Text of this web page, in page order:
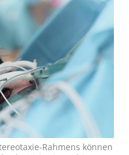
Rahmens können